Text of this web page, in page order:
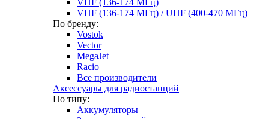
VHF (136-174 МГц) / UHF (400-470 МГц)
По бренду:
Vostok
Vector
MegaJet
Racio
Все производители
Аксессуары для радиостанций
По типу:
Аккумуляторы